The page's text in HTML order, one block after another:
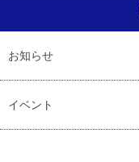
お知らせ
イベント